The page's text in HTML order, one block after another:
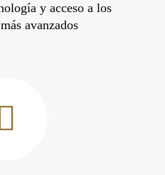
y acceso a los
avanzados